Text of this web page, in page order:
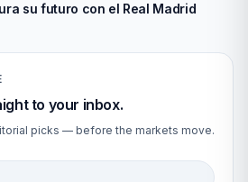
su futuro con el Real Madrid
to your inbox.
picks — before the markets move.